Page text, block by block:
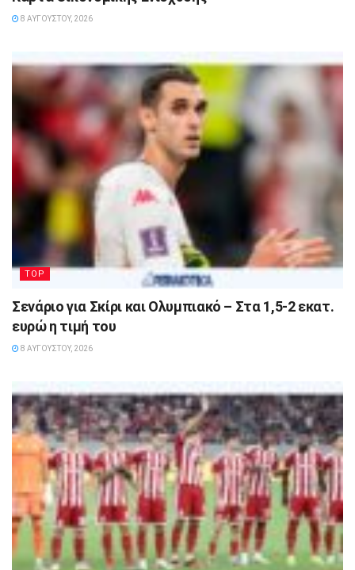
8 ΑΥΓΟΎΣΤΟΥ, 2026
TOP
Σενάριο για Σκίρι και Ολυμπιακό – Στα 1,5-2 εκατ.
ευρώ η τιμή του
8 ΑΥΓΟΎΣΤΟΥ, 2026